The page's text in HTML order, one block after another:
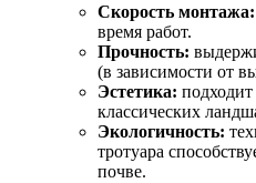
Скорость монтажа:
время работ.
Прочность:
(в зависимости от
Эстетика:
классических
Экологичность:
тротуара
почве.